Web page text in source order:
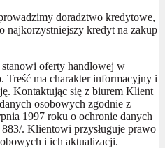
doradztwo kredytowe,
najkorzystniejszy kredyt na zakup
stanowi oferty handlowej w
ma charakter informacyjny i
Kontaktując się z biurem Klient
osobowych zgodnie z
1997 roku o ochronie danych
. Klientowi przysługuje prawo
i ich aktualizacji.